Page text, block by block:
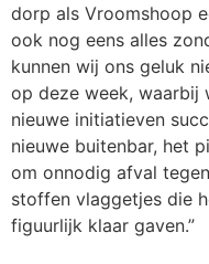
dorp als Vroomshoop
ook nog eens alles
kunnen wij ons geluk
op deze week, waarbij
nieuwe initiatieven
nieuwe buitenbar, het
om onnodig afval
stoffen vlaggetjes die
figuurlijk klaar gaven.”